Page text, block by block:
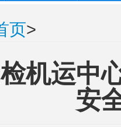
页>
机运中
安